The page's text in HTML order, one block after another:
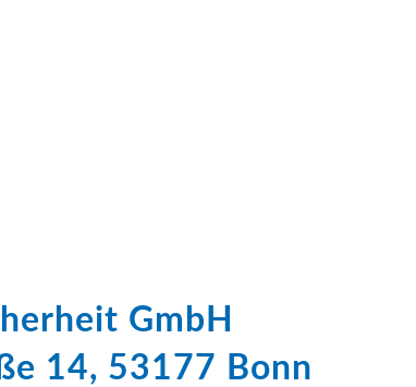
GmbH
14, 53177 Bonn